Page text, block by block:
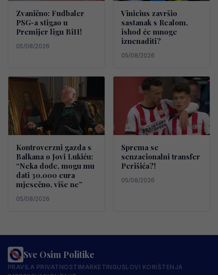
Zvanično: Fudbaler
PSG-a stigao u
Premijer ligu BiH!
05/08/2026
Vinicius završio
sastanak s Realom,
ishod će mnoge
iznenaditi?
05/08/2026
Kontroverzni gazda s
Balkana o Jovi Lukiću:
“Neka dođe, mogu mu
dati 30.000 eura
mjesečno, više ne”
05/08/2026
Sprema se
senzacionalni transfer
Perišića?!
05/08/2026
Sve Osim Politike
PRAVILA PRIVATNOSTIMARKETINGUSLOVI KORIŠTENJA